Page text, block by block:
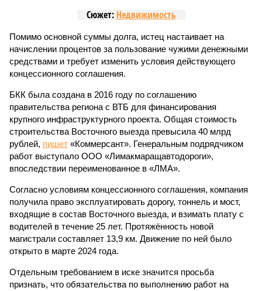
Сюжет: Недвижимость
Помимо основной суммы долга, истец настаивает на
начислении процентов за пользование чужими денежными
средствами и требует изменить условия действующего
концессионного соглашения.
БКК была создана в 2016 году по соглашению
правительства региона с ВТБ для финансирования
крупного инфраструктурного проекта. Общая стоимость
строительства Восточного выезда превысила 40 млрд
рублей, пишет «Коммерсант». Генеральным подрядчиком
работ выступало ООО «Лимакмаращавтодороги»,
впоследствии переименованное в «ЛМА».
Согласно условиям концессионного соглашения, компания
получила право эксплуатировать дорогу, тоннель и мост,
входящие в состав Восточного выезда, и взимать плату с
водителей в течение 25 лет. Протяжённость новой
магистрали составляет 13,9 км. Движение по ней было
открыто в марте 2024 года.
Отдельным требованием в иске значится просьба
признать, что обязательства по выполнению работ на